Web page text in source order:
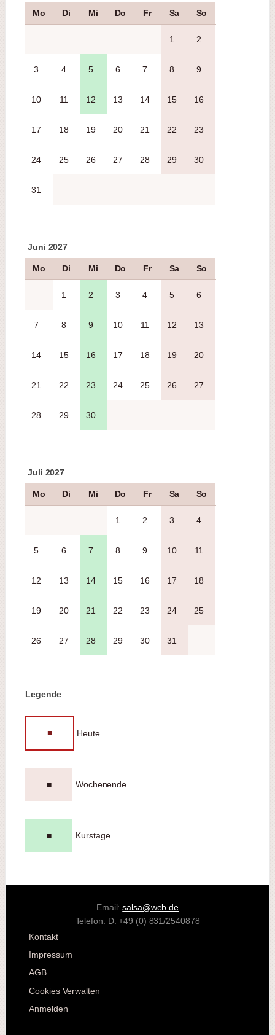
Mo Di Mi Do Fr Sa So
1 2
3 4 5 6 7 8 9
10 11 12 13 14 15 16
17 18 19 20 21 22 23
24 25 26 27 28 29 30
31
Juni 2027
Mo Di Mi Do Fr Sa So
1 2 3 4 5 6
7 8 9 10 11 12 13
14 15 16 17 18 19 20
21 22 23 24 25 26 27
28 29 30
Juli 2027
Mo Di Mi Do Fr Sa So
1 2 3 4
5 6 7 8 9 10 11
12 13 14 15 16 17 18
19 20 21 22 23 24 25
26 27 28 29 30 31
Legende
■ Heute
■ Wochenende
■ Kurstage
Email:salsa@web.de
Telefon: D: +49 (0) 831/2540878
Kontakt
Impressum
AGB
Cookies Verwalten
Anmelden